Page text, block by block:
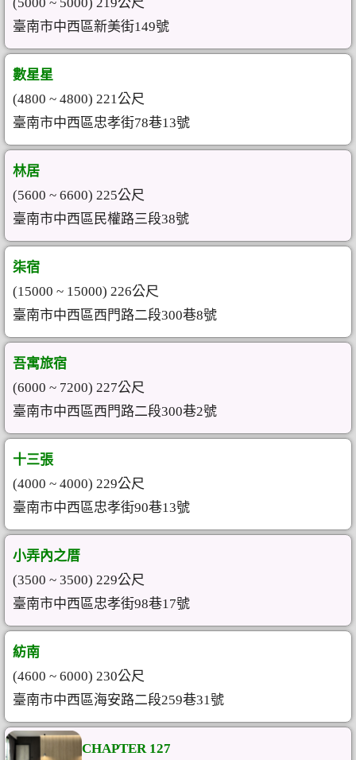
臺南市中西區新美街149號
數星星
(4800 ~ 4800) 221公尺
臺南市中西區忠孝街78巷13號
林居
(5600 ~ 6600) 225公尺
臺南市中西區民權路三段38號
柒宿
(15000 ~ 15000) 226公尺
臺南市中西區西門路二段300巷8號
吾寓旅宿
(6000 ~ 7200) 227公尺
臺南市中西區西門路二段300巷2號
十三張
(4000 ~ 4000) 229公尺
臺南市中西區忠孝街90巷13號
小弄內之厝
(3500 ~ 3500) 229公尺
臺南市中西區忠孝街98巷17號
紡南
(4600 ~ 6000) 230公尺
臺南市中西區海安路二段259巷31號
CHAPTER 127